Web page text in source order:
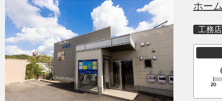
ホー
工務店